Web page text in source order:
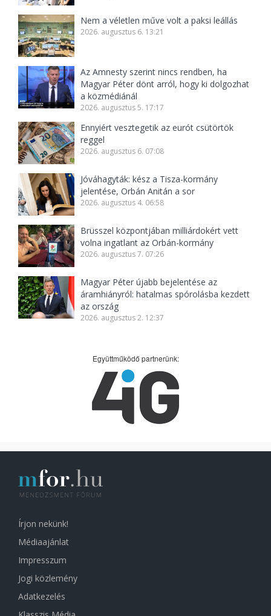
Nem a véletlen műve volt a paksi leállás
2026. augusztus 6. 13:21
Az Amnesty szerint nincs rendben, ha
Magyar Péter dönt arról, hogy ki dolgozhat
a közmédiánál
2026. augusztus 5. 17:17
Ennyiért vesztegetik az eurót csütörtök
reggel
2026. augusztus 6. 07:08
Jóváhagyták: kész a Tisza-kormány
jelentése, Orbán Anitán a sor
2026. augusztus 4. 06:58
Brüsszel központjában milliárdokért vett
volna ingatlant az Orbán-kormány
2026. augusztus 7. 07:26
Magyar Péter újabb bejelentése az
áramhiányról: hatalmas spórolásba kezdett
az ország
2026. augusztus 2. 12:37
Együttműködő partnerünk:
Írjon nekünk!
Médiaajánlat
Impresszum
Jogi közlemény
Adatkezelés